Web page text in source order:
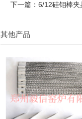
下一篇： 6/12硅钼棒
其他产品